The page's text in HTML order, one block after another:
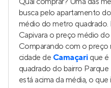
busca pelo apartamento
médio do metro
Capivara o preço médio
Comparando com o
cidade de Camaçari que é
quadrado do bairro
está acima da média, o